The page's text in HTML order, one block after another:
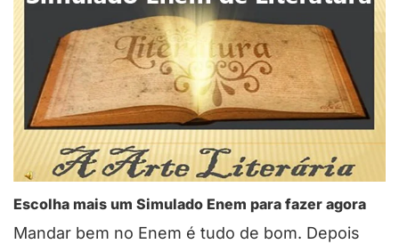
Escolha mais um Simulado Enem para fazer agora
Mandar bem no Enem é tudo de bom. Depois